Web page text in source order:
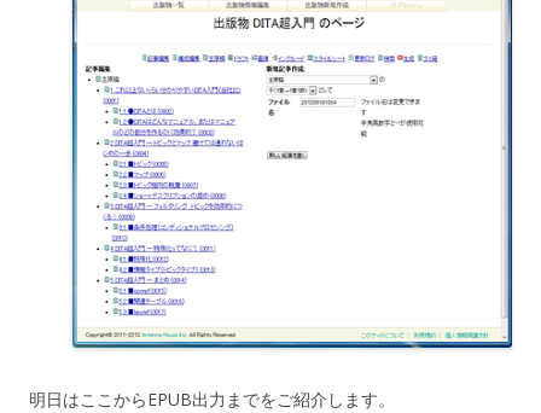
明日はここからEPUB出力までをご紹介します。